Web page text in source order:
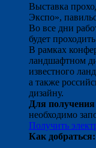
Выставка
Экспо»,
Во все дни
будет
В рамках
ландшафтном
известного
а также
дизайну.
Для получения
необходимо
Получить
Как добраться: